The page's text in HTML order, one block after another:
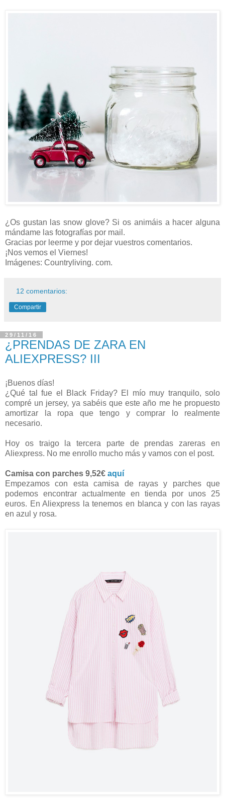
¿Os gustan las snow glove? Si os animáis a hacer alguna
mándame las fotografías por mail.
Gracias por leerme y por dejar vuestros comentarios.
¡Nos vemos el Viernes!
Imágenes: Countryliving. com.
12 comentarios:
Compartir
29/11/16
¿PRENDAS DE ZARA EN
ALIEXPRESS? III
¡Buenos días!
¿Qué tal fue el Black Friday? El mío muy tranquilo, solo
compré un jersey, ya sabéis que este año me he propuesto
amortizar la ropa que tengo y comprar lo realmente
necesario.
Hoy os traigo la tercera parte de prendas zareras en
Aliexpress. No me enrollo mucho más y vamos con el post.
Camisa con parches 9,52€ aquí
Empezamos con esta camisa de rayas y parches que
podemos encontrar actualmente en tienda por unos 25
euros. En Aliexpress la tenemos en blanca y con las rayas
en azul y rosa.